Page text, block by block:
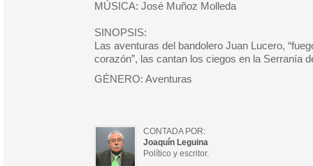
MÚSICA: José Muñoz Molleda
SINOPSIS:
Las aventuras del bandolero Juan Lucero,
corazón”, las cantan los ciegos en la Serranía
GÉNERO: Aventuras
CONTADA POR:
Joaquín Leguina
Político y escritor.